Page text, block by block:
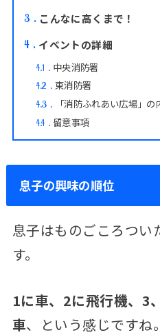
3 こんなに高くまで！
4 イベントの詳細
4.1 中央消防署
4.2 東消防署
4.3 「消防ふれあい広場」の
4.4 留意事項
息子の興味の順位
息子はものごころつい
す。
1に車、2に飛行機、3
車、という感じですね。